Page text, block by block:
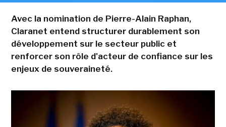
Avec la nomination de Pierre-Alain Raphan,
Claranet entend structurer durablement son
développement sur le secteur public et
renforcer son rôle d'acteur de confiance sur les
enjeux de souveraineté.